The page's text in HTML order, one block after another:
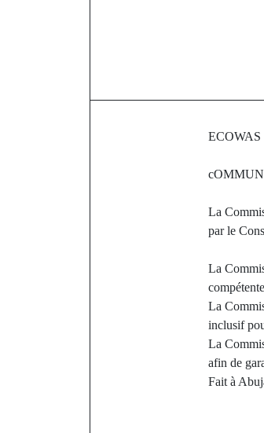
La
par le
La
La
inclusif
La
afin de
Fait à